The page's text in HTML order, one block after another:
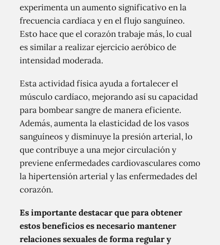
experimenta un aumento significativo en la
frecuencia cardíaca y en el flujo sanguíneo.
Esto hace que el corazón trabaje más, lo cual
es similar a realizar ejercicio aeróbico de
intensidad moderada.
Esta actividad física ayuda a fortalecer el
músculo cardíaco, mejorando así su capacidad
para bombear sangre de manera eficiente.
Además, aumenta la elasticidad de los vasos
sanguíneos y disminuye la presión arterial, lo
que contribuye a una mejor circulación y
previene enfermedades cardiovasculares como
la hipertensión arterial y las enfermedades del
corazón.
Es importante destacar que para obtener
estos beneficios es necesario mantener
relaciones sexuales de forma regular y